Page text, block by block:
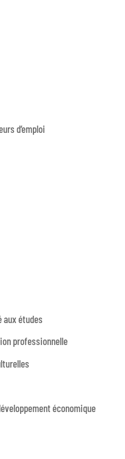
d’emploi
aux études
professionnelle
économique